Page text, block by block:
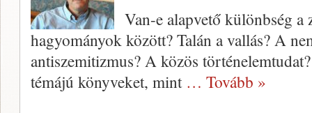
Van-e alapvető különbség
hagyományok között? Talán a vallás? A
antiszemitizmus? A közös
témájú könyveket, mint … Tovább »